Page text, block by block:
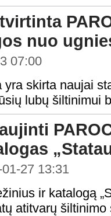
nuo
07:00
skirta naujai
lubų šiltinimui
27 13:31
ir katalogą
atitvarų šiltinimo